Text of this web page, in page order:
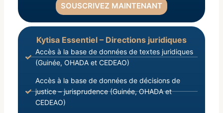
SOUSCRIVEZ MAINTENANT
Kytisa Essentiel – Directions juridiques
Accès à la base de données de textes juridiques
(Guinée, OHADA et CEDEAO)
Accès à la base de données de décisions de
justice – jurisprudence (Guinée, OHADA et
CEDEAO)